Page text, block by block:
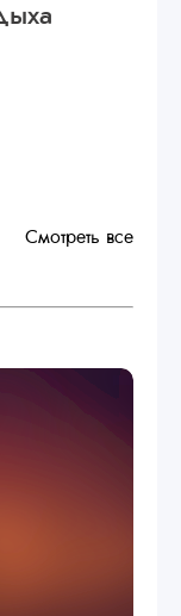
Смотреть все